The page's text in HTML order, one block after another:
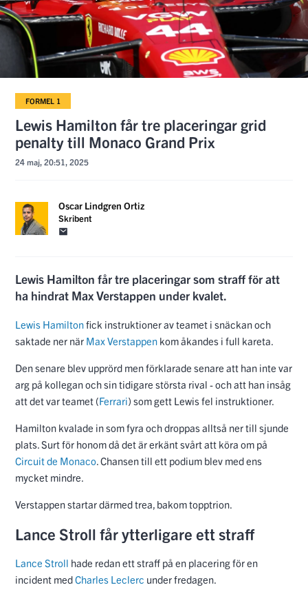
FORMEL 1
Lewis Hamilton får tre placeringar grid
penalty till Monaco Grand Prix
24 maj, 20:51, 2025
Oscar Lindgren Ortiz
Skribent
Lewis Hamilton får tre placeringar som straff för att
ha hindrat Max Verstappen under kvalet.
Lewis Hamiltonfick instruktioner av teamet i snäckan och
saktade ner när Max Verstappen kom åkandes i full kareta.
Den senare blev upprörd men förklarade senare att han inte var
arg på kollegan och sin tidigare största rival - och att han insåg
att det var teamet (Ferrari) som gett Lewis fel instruktioner.
Hamilton kvalade in som fyra och droppas alltså ner till sjunde
plats. Surt för honom då det är erkänt svårt att köra om på
Circuit de Monaco. Chansen till ett podium blev med ens
mycket mindre.
Verstappen startar därmed trea, bakom topptrion.
Lance Stroll får ytterligare ett straff
Lance Stroll hade redan ett straff på en placering för en
incident medCharles Leclerc under fredagen.